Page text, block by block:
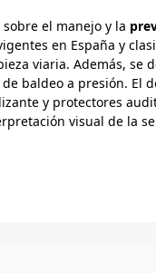
el manejo y la
en España y
viaria. Además, se
baldeo a presión. El
y protectores
visual de la